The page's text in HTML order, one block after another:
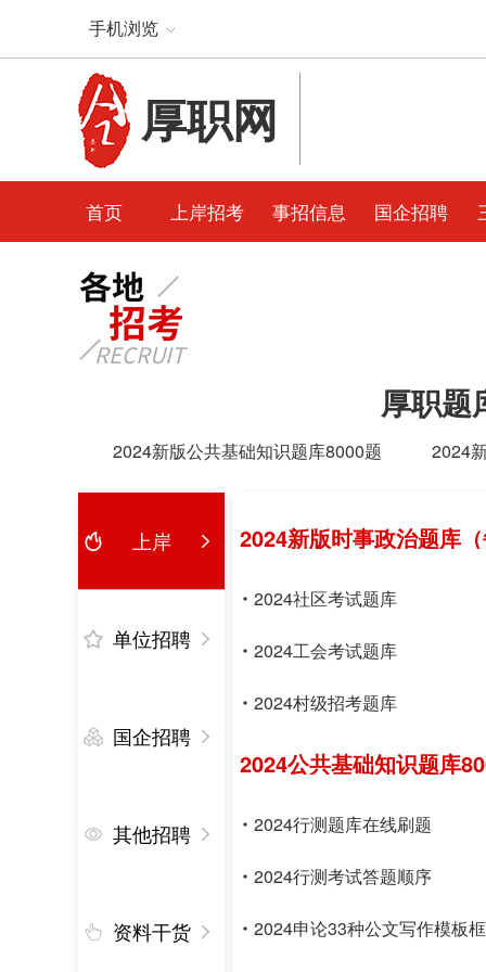
手机浏览
厚职网
首页 上岸招考 事招信息 国企招聘
厚职题
2024新版公共基础知识题库8000题 2024
上岸
单位招聘
国企招聘
其他招聘
资料干货
2024新版时事政治题库
2024社区考试题库
2024工会考试题库
2024村级招考题库
2024公共基础知识题库
2024行测题库在线刷题
2024行测考试答题顺序
2024申论33种公文写作模板